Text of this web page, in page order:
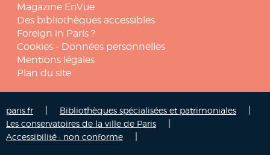
Magazine EnVue
Des bibliothèques accessibles
Foreign in Paris ?
Cookies - Données personnelles
Mentions légales
Plan du site
paris.fr Bibliothèques spécialisées et patrimoniales
Les conservatoires de la ville de Paris
Accessibilité : non conforme